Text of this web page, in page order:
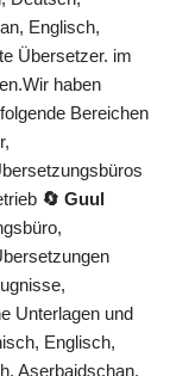
Englisch,
Übersetzer. im
haben
Bereichen
🔄 Guul
Unterlagen und
Englisch,
Aserbaidschan,